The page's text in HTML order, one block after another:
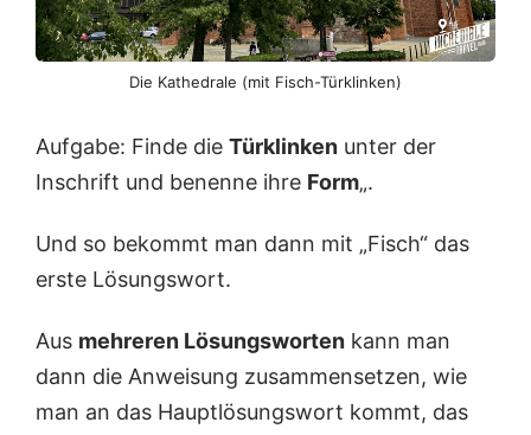
Die Kathedrale (mit Fisch-Türklinken)
Aufgabe: Finde die Türklinken unter der
Inschrift und benenne ihre Form„.
Und so bekommt man dann mit „Fisch“ das
erste Lösungswort.
Aus mehreren Lösungsworten kann man
dann die Anweisung zusammensetzen, wie
man an das Hauptlösungswort kommt, das